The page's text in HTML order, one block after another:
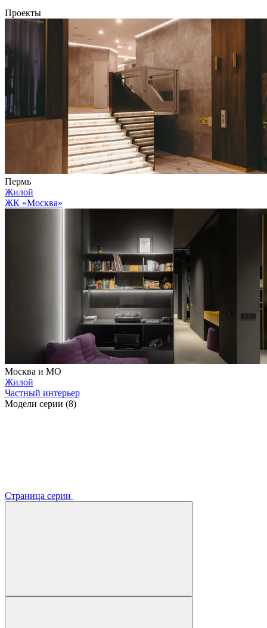
Проекты
Пермь
Жилой
ЖК «Москва»
Москва и МО
Жилой
Частный интерьер
Модели серии (8)
Страница серии